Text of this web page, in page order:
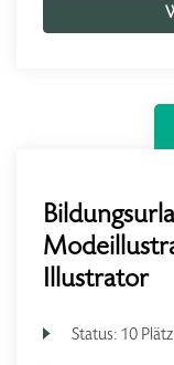
Illustrator
Status: 10